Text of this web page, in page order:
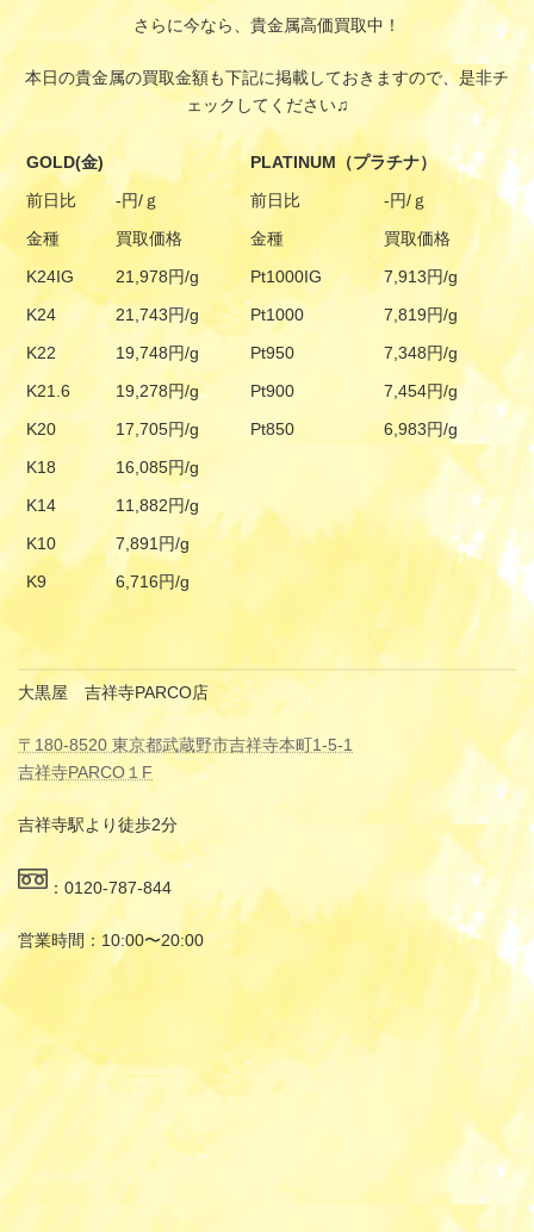
さらに今なら、貴金属高価買取中！
本日の貴金属の買取金額も下記に掲載しておきますので、是非チ
ェックしてください♫
GOLD(金)
PLATINUM（プラチナ）
前日比
-円/ｇ 前日比
-円/ｇ
金種
買取価格 金種
買取価格
K24IG
21,978円/g Pt1000IG
7,913円/g
K24
21,743円/g Pt1000
7,819円/g
K22
19,748円/g Pt950
7,348円/g
K21.6
19,278円/g Pt900
7,454円/g
K20
17,705円/g Pt850
6,983円/g
K18
16,085円/g
K14
11,882円/g
K10
7,891円/g
K9
6,716円/g
大黒屋 吉祥寺PARCO店
〒180-8520 東京都武蔵野市吉祥寺本町1-5-1
吉祥寺PARCO１F
吉祥寺駅より徒歩2分
：0120-787-844
営業時間：10:00〜20:00